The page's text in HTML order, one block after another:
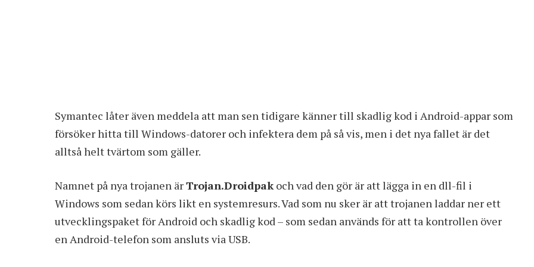
Symantec låter även meddela att man sen tidigare känner till skadlig kod i Android-appar som
försöker hitta till Windows-datorer och infektera dem på så vis, men i det nya fallet är det
alltså helt tvärtom som gäller.
Namnet på nya trojanen ärTrojan.Droidpakoch vad den gör är att lägga in en dll-fil i
Windows som sedan körs likt en systemresurs. Vad som nu sker är att trojanen laddar ner ett
utvecklingspaket för Android och skadlig kod – som sedan används för att ta kontrollen över
en Android-telefon som ansluts via USB.